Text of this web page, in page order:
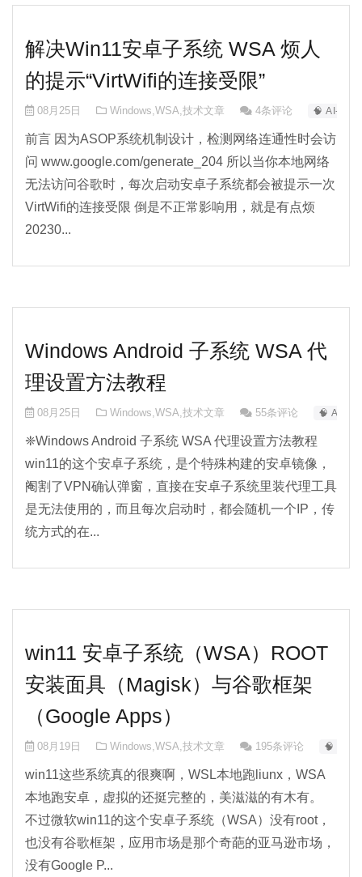
解决Win11安卓子系统 WSA 烦人
的提示“VirtWifi的连接受限”
08月25日 Windows,WSA,技术文章 4条评论 🧠 AI-0
前言 因为ASOP系统机制设计，检测网络连通性时会访
问 www.google.com/generate_204 所以当你本地网络
无法访问谷歌时，每次启动安卓子系统都会被提示一次
VirtWifi的连接受限 倒是不正常影响用，就是有点烦
20230...
Windows Android 子系统 WSA 代
理设置方法教程
08月25日 Windows,WSA,技术文章 55条评论 🧠 AI-0
❈Windows Android 子系统 WSA 代理设置方法教程
win11的这个安卓子系统，是个特殊构建的安卓镜像，
阉割了VPN确认弹窗，直接在安卓子系统里装代理工具
是无法使用的，而且每次启动时，都会随机一个IP，传
统方式的在...
win11 安卓子系统（WSA）ROOT
安装面具（Magisk）与谷歌框架
（Google Apps）
08月19日 Windows,WSA,技术文章 195条评论 🧠 AI-0
win11这些系统真的很爽啊，WSL本地跑liunx，WSA
本地跑安卓，虚拟的还挺完整的，美滋滋的有木有。
不过微软win11的这个安卓子系统（WSA）没有root，
也没有谷歌框架，应用市场是那个奇葩的亚马逊市场，
没有Google P...